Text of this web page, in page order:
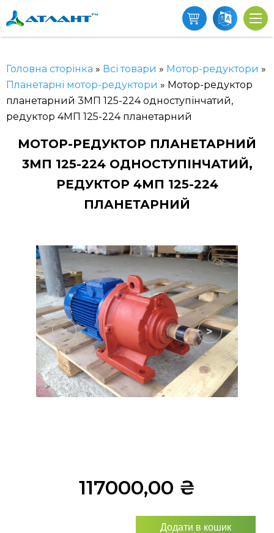
Головна сторінка » Всі товари » Мотор-редуктори »
Планетарні мотор-редуктори » Мотор-редуктор
планетарний 3МП 125-224 одноступінчатий,
редуктор 4МП 125-224 планетарний
МОТОР-РЕДУКТОР ПЛАНЕТАРНИЙ
3МП 125-224 ОДНОСТУПІНЧАТИЙ,
РЕДУКТОР 4МП 125-224
ПЛАНЕТАРНИЙ
< >
117000,00 ₴
Додати в кошик